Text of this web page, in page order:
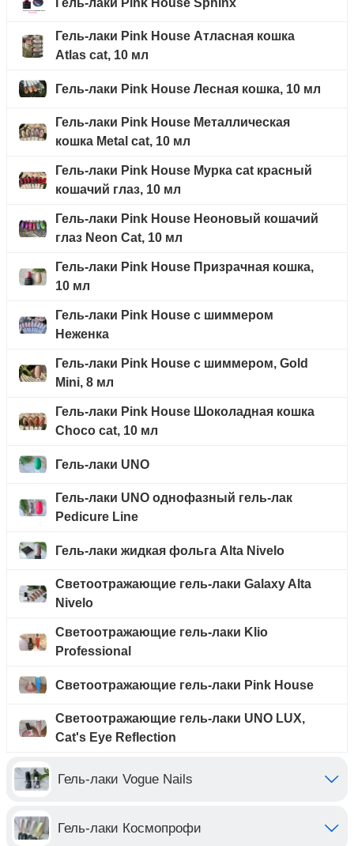
Гель-лаки Pink House Атласная кошка
Atlas cat, 10 мл
Гель-лаки Pink House Лесная кошка, 10 мл
Гель-лаки Pink House Металлическая
кошка Metal cat, 10 мл
Гель-лаки Pink House Мурка cat красный
кошачий глаз, 10 мл
Гель-лаки Pink House Неоновый кошачий
глаз Neon Cat, 10 мл
Гель-лаки Pink House Призрачная кошка,
10 мл
Гель-лаки Pink House с шиммером
Неженка
Гель-лаки Pink House с шиммером, Gold
Mini, 8 мл
Гель-лаки Pink House Шоколадная кошка
Choco cat, 10 мл
Гель-лаки UNO
Гель-лаки UNO однофазный гель-лак
Pedicure Line
Гель-лаки жидкая фольга Alta Nivelo
Светоотражающие гель-лаки Galaxy Alta
Nivelo
Светоотражающие гель-лаки Klio
Professional
Светоотражающие гель-лаки Pink House
Светоотражающие гель-лаки UNO LUX,
Cat's Eye Reflection
Гель-лаки Vogue Nails
Гель-лаки Космопрофи